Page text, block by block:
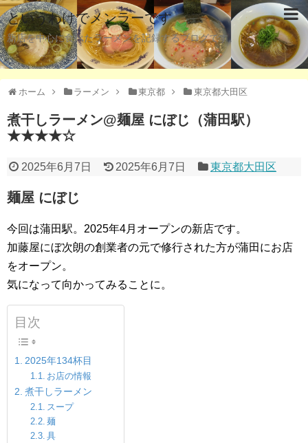
というわけでメンラーです
新店を中心に食べたラーメンを記録するブログです。
ホーム ラーメン 東京都 東京都大田区
煮干しラーメン@麺屋 にぼじ（蒲田駅）
★★★★☆
2025年6月7日 2025年6月7日 東京都大田区
麺屋 にぼじ
今回は蒲田駅。2025年4月オープンの新店です。
加藤屋にぼ次朗の創業者の元で修行された方が蒲田にお店
をオープン。
気になって向かってみることに。
目次
2025年134杯目
お店の情報
煮干しラーメン
スープ
麺
具